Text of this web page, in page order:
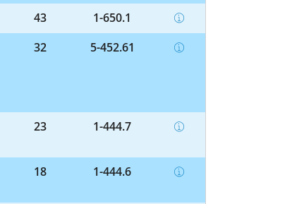
43
1-650.1
32 5-452.61
23 1-444.7
18 1-444.6